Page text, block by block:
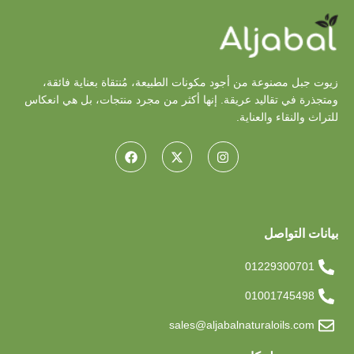
زيوت جبل مصنوعة من أجود مكونات الطبيعة، مُنتقاة بعناية فائقة،
ومتجذرة في تقاليد عريقة. إنها أكثر من مجرد منتجات، بل هي انعكاس
للتراث والنقاء والعناية.
بيانات التواصل
01229300701
01001745498
sales@aljabalnaturaloils.com